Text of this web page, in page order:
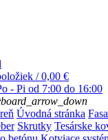
/ 0,00 €
- Pi od 7:00 do 16:00
Úvodná stránka
Skrutky Tesárske